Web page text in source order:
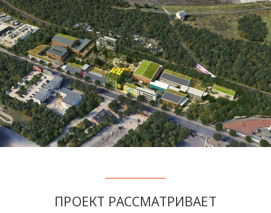
ПРОЕКТ РАССМАТРИВАЕТ